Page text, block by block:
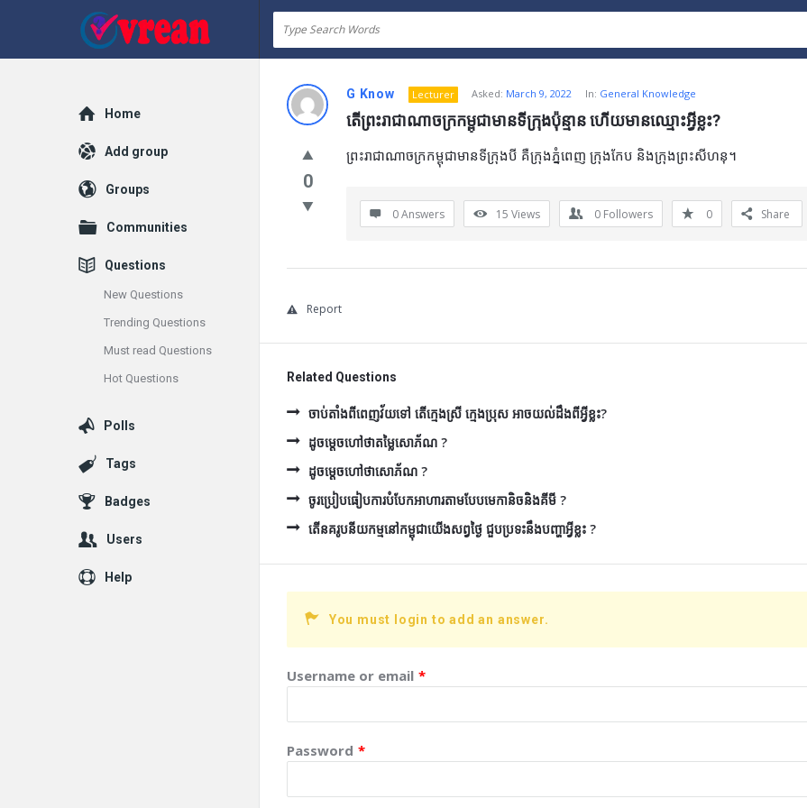
vrean.com
G Know Lecturer Asked: March 9, 2022 In: General Knowledge
តើព្រះរាជាណាចក្រកម្ពុជាមានទីក្រុងប៉ុន្មាន ហើយមានឈ្មោះអ្វីខ្លះ?
0
ព្រះរាជាណាចក្រកម្ពុជាមានទីក្រុងបី គឺក្រុងភ្នំពេញ ក្រុងកែប និងក្រុងព្រះសីហនុ។
0 Answers 15 Views 0 Followers 0 Share
Report
Related Questions
ចាប់តាំងពីពេញវ័យទៅ តើក្មេងស្រី ក្មេងប្រុស អាចយល់ដឹងពីអ្វីខ្លះ?
ដូចម្ដេចហៅថាតម្លៃសោភ័ណ ?
ដូចម្ដេចហៅថាសោភ័ណ ?
ចូរប្រៀបធៀបការបំបែកអាហារតាមបែបមេកានិចនិងគីមី ?
តើនគរូបនីយកម្មនៅកម្ពុជាយើងសព្វថ្ងៃ ជួបប្រទះនឹងបញ្ហាអ្វីខ្លះ ?
You must login to add an answer.
Username or email *
Password *
Explore
Home
Add group
Groups
Communities
Questions
New Questions
Trending Questions
Must read Questions
Hot Questions
Polls
Tags
Badges
Users
Help